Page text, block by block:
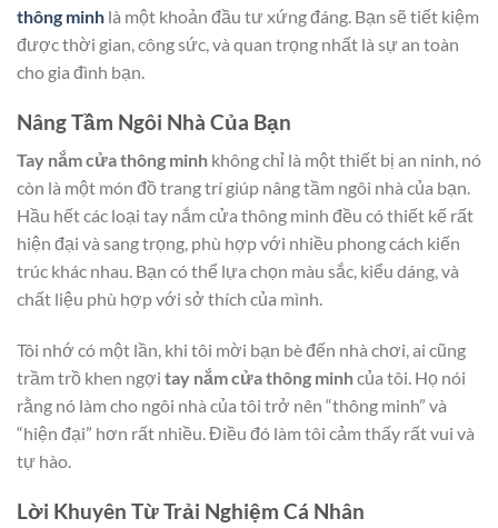
thông minh là một khoản đầu tư xứng đáng. Bạn sẽ tiết kiệm
được thời gian, công sức, và quan trọng nhất là sự an toàn
cho gia đình bạn.
Nâng Tầm Ngôi Nhà Của Bạn
Tay nắm cửa thông minh không chỉ là một thiết bị an ninh, nó
còn là một món đồ trang trí giúp nâng tầm ngôi nhà của bạn.
Hầu hết các loại tay nắm cửa thông minh đều có thiết kế rất
hiện đại và sang trọng, phù hợp với nhiều phong cách kiến
trúc khác nhau. Bạn có thể lựa chọn màu sắc, kiểu dáng, và
chất liệu phù hợp với sở thích của mình.
Tôi nhớ có một lần, khi tôi mời bạn bè đến nhà chơi, ai cũng
trầm trồ khen ngợi tay nắm cửa thông minhcủa tôi. Họ nói
rằng nó làm cho ngôi nhà của tôi trở nên “thông minh” và
“hiện đại” hơn rất nhiều. Điều đó làm tôi cảm thấy rất vui và
tự hào.
Lời Khuyên Từ Trải Nghiệm Cá Nhân